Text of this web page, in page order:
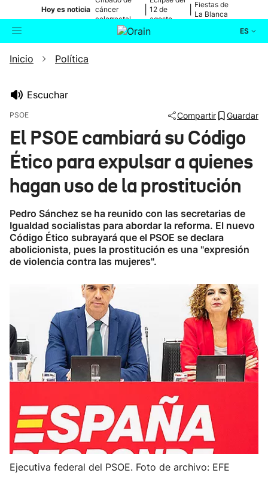
Hoy es noticia cáncer
colorrectal
12 de
agosto
Fiestas de
La Blanca
ES
Buscador
Ikusmiran
Eguraldia
Inicio Política
Escuchar
PSOE Compartir Guardar
El PSOE cambiará su Código
Ético para expulsar a quienes
hagan uso de la prostitución
Pedro Sánchez se ha reunido con las secretarias de
Igualdad socialistas para abordar la reforma. El nuevo
Código Ético subrayará que el PSOE se declara
abolicionista, pues la prostitución es una "expresión
de violencia contra las mujeres".
Ejecutiva federal del PSOE. Foto de archivo: EFE